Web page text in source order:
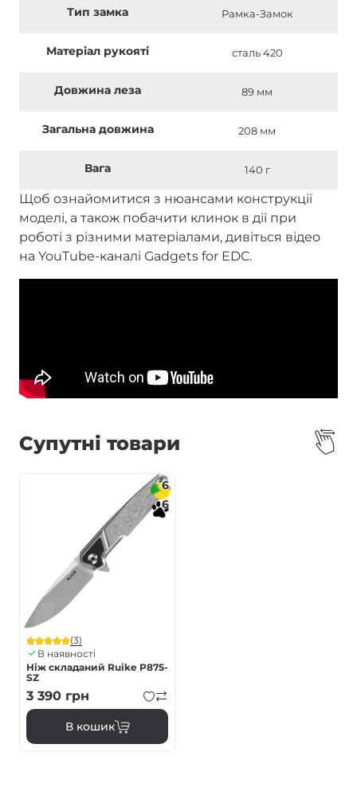
Тип замка Рамка-Замок
Матеріал рукояті сталь 420
Довжина леза 89 мм
Загальна довжина 208 мм
Вага 140 г
Щоб ознайомитися з нюансами конструкції
моделі, а також побачити клинок в дії при
роботі з різними матеріалами, дивіться відео
на YouTube-каналі Gadgets for EDC.
Супутні товари
6
6
(3)
В наявності
Ніж складаний Ruike P875-
SZ
3 390 грн
В кошик